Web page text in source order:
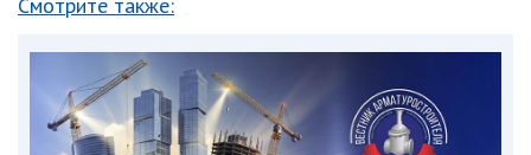
Смотрите также: